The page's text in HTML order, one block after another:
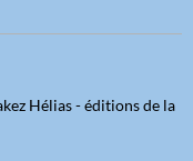
Hélias - éditions de la